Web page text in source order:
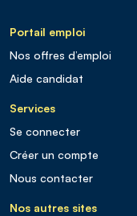
Portail emploi
Nos offres d’emploi
Aide candidat
Services
Se connecter
Créer un compte
Nous contacter
Nos autres sites